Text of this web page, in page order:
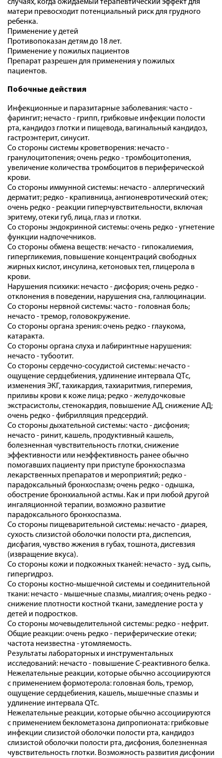
случаях, когда ожидаемый терапевтический эффект для
матери превосходит потенциальный риск для грудного
ребенка.
Применение у детей
Противопоказан детям до 18 лет.
Применение у пожилых пациентов
Препарат разрешен для применения у пожилых
пациентов.
Побочные действия
Инфекционные и паразитарные заболевания: часто -
фарингит; нечасто - грипп, грибковые инфекции полости
рта, кандидоз глотки и пищевода, вагинальный кандидоз,
гастроэнтерит, синусит.
Со стороны системы кроветворения: нечасто -
гранулоцитопения; очень редко - тромбоцитопения,
увеличение количества тромбоцитов в периферической
крови.
Со стороны иммунной системы: нечасто - аллергический
дерматит; редко - крапивница, ангионевротический отек;
очень редко - реакции гиперчувствительности, включая
эритему, отеки губ, лица, глаз и глотки.
Со стороны эндокринной системы: очень редко - угнетение
функции надпочечников.
Со стороны обмена веществ: нечасто - гипокалиемия,
гипергликемия, повышение концентраций свободных
жирных кислот, инсулина, кетоновых тел, глицерола в
крови.
Нарушения психики: нечасто - дисфория; очень редко -
отклонения в поведении, нарушения сна, галлюцинации.
Со стороны нервной системы: часто - головная боль;
нечасто - тремор, головокружение.
Со стороны органа зрения: очень редко - глаукома,
катаракта.
Со стороны органа слуха и лабиринтные нарушения:
нечасто - тубоотит.
Со стороны сердечно-сосудистой системы: нечасто -
ощущение сердцебиения, удлинение интервала QTс,
изменения ЭКГ, тахикардия, тахиаритмия, гиперемия,
приливы крови к коже лица; редко - желудочковые
экстрасистолы, стенокардия, повышение АД, снижение АД;
очень редко - фибрилляция предсердий.
Со стороны дыхательной системы: часто - дисфония;
нечасто - ринит, кашель, продуктивный кашель,
болезненная чувствительность глотки, снижение
эффективности или неэффективность ранее обычно
помогавших пациенту при приступе бронхоспазма
лекарственных препаратов и мероприятий; редко -
парадоксальный бронхоспазм; очень редко - одышка,
обострение бронхиальной астмы. Как и при любой другой
ингаляционной терапии, возможно развитие
парадоксального бронхоспазма.
Со стороны пищеварительной системы: нечасто - диарея,
сухость слизистой оболочки полости рта, диспепсия,
дисфагия, чувство жжения в губах, тошнота, дисгевзия
(извращение вкуса).
Со стороны кожи и подкожных тканей: нечасто - зуд, сыпь,
гипергидроз.
Со стороны костно-мышечной системы и соединительной
ткани: нечасто - мышечные спазмы, миалгия; очень редко -
снижение плотности костной ткани, замедление роста у
детей и подростков.
Со стороны мочевыделительной системы: редко - нефрит.
Общие реакции: очень редко - периферические отеки;
частота неизвестна - утомляемость.
Результаты лабораторных и инструментальных
исследований: нечасто - повышение С-реактивного белка.
Нежелательные реакции, которые обычно ассоциируются
с применением формотерола: головная боль, тремор,
ощущение сердцебиения, кашель, мышечные спазмы и
удлинение интервала QTc.
Нежелательные реакции, которые обычно ассоциируются
с применением беклометазона дипропионата: грибковые
инфекции слизистой оболочки полости рта, кандидоз
слизистой оболочки полости рта, дисфония, болезненная
чувствительность глотки. Возможность развития дисфонии